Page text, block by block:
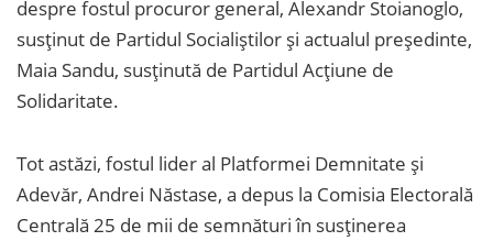
despre fostul procuror general, Alexandr Stoianoglo,
susținut de Partidul Socialiștilor și actualul președinte,
Maia Sandu, susținută de Partidul Acțiune de
Solidaritate.
Tot astăzi, fostul lider al Platformei Demnitate și
Adevăr, Andrei Năstase, a depus la Comisia Electorală
Centrală 25 de mii de semnături în susținerea